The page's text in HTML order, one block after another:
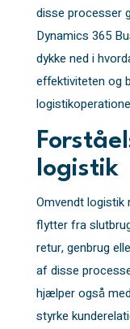
disse processer
Dynamics 365
dykke ned i
effektiviteten og
logistik
Omvendt logistik
flytter fra
retur, genbrug
af disse
hjælper også
styrke